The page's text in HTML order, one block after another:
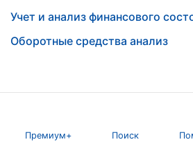
Учет и анализ финансового
Оборотные средства анализ
Премиум+ Поиск